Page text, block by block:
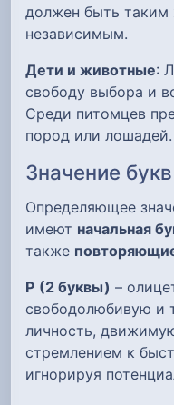
должен быть
независимым.
Дети и животные:
свободу выбора и
Среди питомцев
пород или лошадей.
Значение
Определяющее
имеют начальная
также
Р (2 буквы) –
свободолюбивую и
личность,
стремлением к
игнорируя